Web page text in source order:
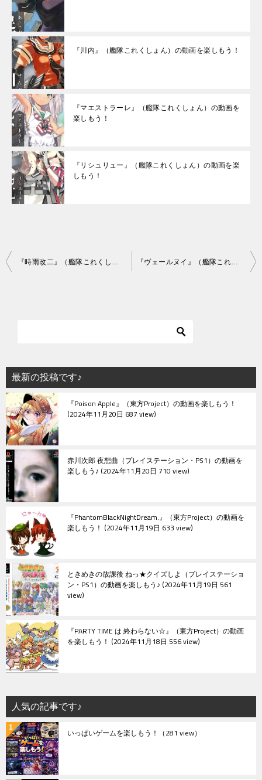
『川内』（艦隊これくしょん）の動画を楽しもう！
『マエストラーレ』（艦隊これくしょん）の動画を
楽しもう！
『リシュリュー』（艦隊これくしょん）の動画を楽
しもう！
投
シ
ョ
ン
最新の投稿です♪
『Poison Apple』（東方Project）の動画を楽しもう！
2024年11月20日 687 view
赤川次郎 夜想曲（プレイステーション・PS1）の動画を
楽しもう♪ 2024年11月20日 710 view
『PhantomBlackNightDream.』（東方Project）の動画を
楽しもう！ 2024年11月19日 633 view
ときめきの放課後 ねっ★クイズしよ（プレイステーショ
ン・PS1）の動画を楽しもう♪ 2024年11月19日 561
view
『PARTY TIME は 終わらない☆』（東方Project）の動画
を楽しもう！ 2024年11月18日 556 view
人気の記事です♪
いっぱいゲームを楽しもう！ （281 view）